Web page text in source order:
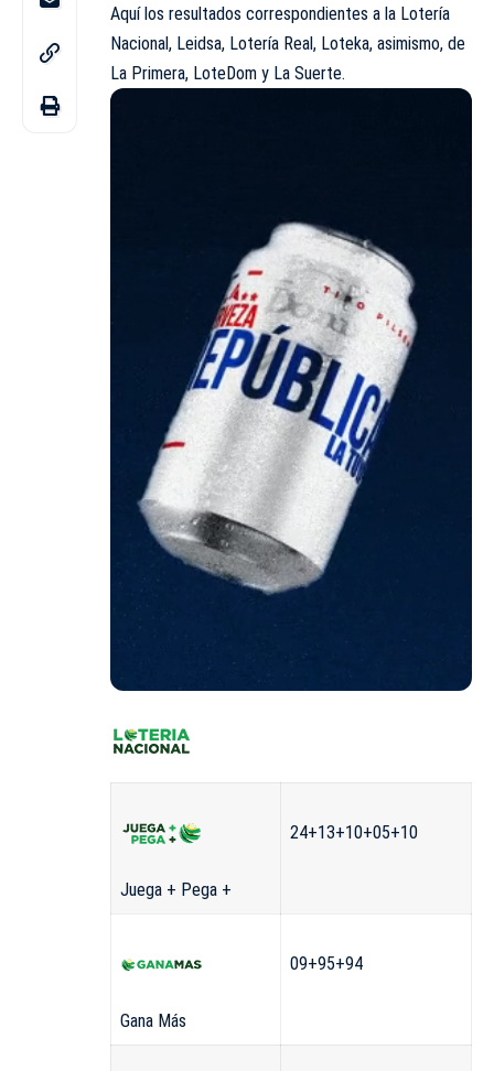
Aquí los resultados correspondientes a la Lotería
Nacional, Leidsa, Lotería Real, Loteka, asimismo, de
La Primera, LoteDom y La Suerte.
Juega + Pega +
24+13+10+05+10
Gana Más
09+95+94